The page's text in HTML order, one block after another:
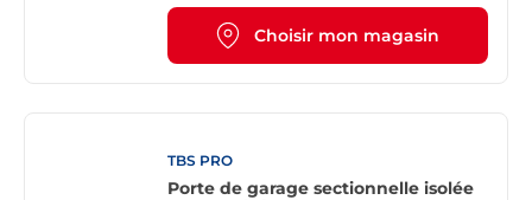
Choisir mon magasin
TBS PRO
Porte de garage sectionnelle isolée